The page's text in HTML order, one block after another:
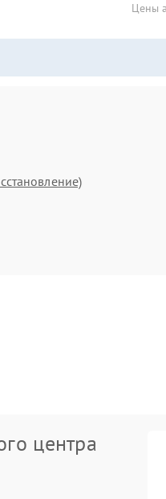
Цены
центра